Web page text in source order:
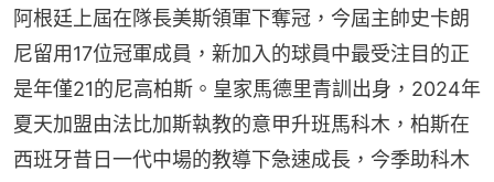
阿根廷上屆在隊長美斯領軍下奪冠，今屆主帥史卡朗
尼留用17位冠軍成員，新加入的球員中最受注目的正
是年僅21的尼高柏斯。皇家馬德里青訓出身，2024年
夏天加盟由法比加斯執教的意甲升班馬科木，柏斯在
西班牙昔日一代中場的教導下急速成長，今季助科木